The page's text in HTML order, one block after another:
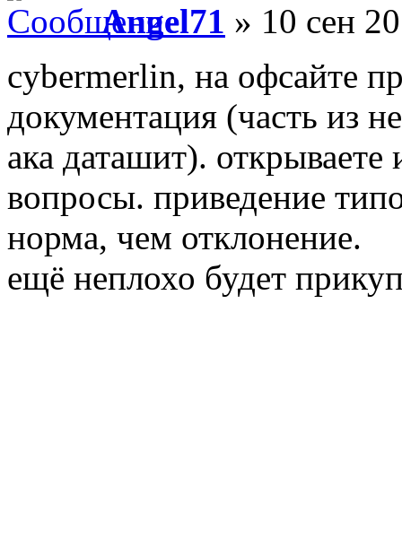
Angel71 » 10 сен
cybermerlin, на офсайте
документация (часть из
ака даташит).
вопросы. приведение
норма, чем отклонение.
ещё неплохо будет